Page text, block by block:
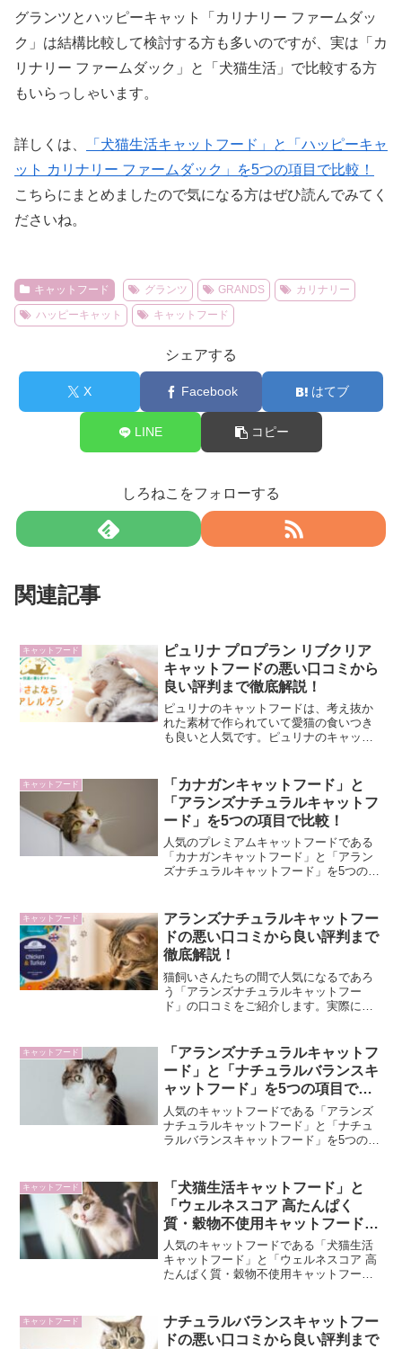
グランツとハッピーキャット「カリナリー ファームダッ
ク」は結構比較して検討する方も多いのですが、実は「カ
リナリー ファームダック」と「犬猫生活」で比較する方
もいらっしゃいます。
詳しくは、
「犬猫生活キャットフード」と「ハッピーキャ
ット カリナリー ファームダック」を5つの項目で比較！
こちらにまとめましたので気になる方はぜひ読んでみてく
ださいね。
キャットフード グランツ GRANDS
カリナリー
ハッピーキャット
キャットフード
シェアする
X Facebook はてブ
LINE コピー
しろねこをフォローする
関連記事
キャットフード
ピュリナ プロプラン リブクリア
キャットフードの悪い口コミから
良い評判まで徹底解説！
ピュリナのキャットフードは、考え抜か
れた素材で作られていて愛猫の食いつき
も良いと人気です。ピュリナのキャット
ブクリア」の口コミをご紹介したいと思
います。実際に調べて...
キャットフード
「カナガンキャットフード」と
「アランズナチュラルキャットフ
ード」を5つの項目で比較！
人気のプレミアムキャットフードである
「カナガンキャットフード」と「アラン
ズナチュラルキャットフード」を5つの項
基本情報」「2.価格」「3.安全性」「4.動
物性原料」「...
キャットフード
アランズナチュラルキャットフー
ドの悪い口コミから良い評判まで
徹底解説！
猫飼いさんたちの間で人気になるであろ
う「アランズナチュラルキャットフー
ド」の口コミをご紹介します。実際に調
中立的な立場で嘘なく真実を伝えていけ
たらと思います。「アランズ...
キャットフード
「アランズナチュラルキャットフ
ード」と「ナチュラルバランスキ
ャットフード」を5つの項目で比
較！
人気のキャットフードである「アランズ
ナチュラルキャットフード」と「ナチュ
ラルバランスキャットフード」を5つの項
基本情報」「2.価格」「3.安全性」「4.動
物性原料」「...
キャットフード
「犬猫生活キャットフード」と
「ウェルネスコア 高たんぱく
質・穀物不使用キャットフード」
を5つの項目で比較！
人気のキャットフードである「犬猫生活
キャットフード」と「ウェルネスコア 高
たんぱく質・穀物不使用キャットフー
安となる「1.基本情報」「2.価格」「3.安
全性」「4.動...
キャットフード
ナチュラルバランスキャットフー
ドの悪い口コミから良い評判まで